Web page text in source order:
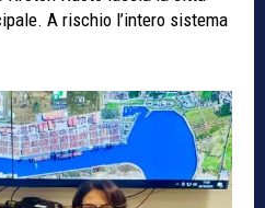
A rischio l’intero sistema